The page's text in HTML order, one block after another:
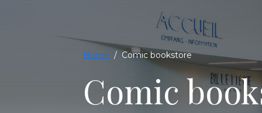
Home / Comic bookstore
Comic